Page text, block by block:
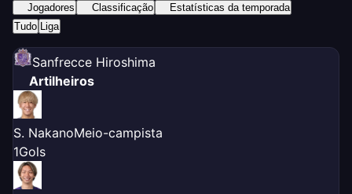
Jogadores Classificação
Estatísticas da temporada
Tudo Liga
Sanfrecce Hiroshima
Artilheiros
S. NakanoMeio-campista
1Gols